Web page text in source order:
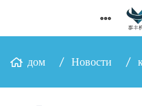
дом Новости